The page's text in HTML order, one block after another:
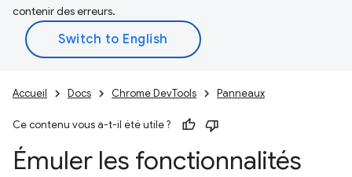
contenir des erreurs.
Accueil Docs Chrome DevTools Panneaux
Ce contenu vous a-t-il été utile ?
Émuler les fonctionnalités